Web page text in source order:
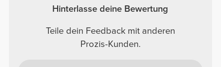
Hinterlasse deine Bewertung
Teile dein Feedback mit anderen
Prozis-Kunden.